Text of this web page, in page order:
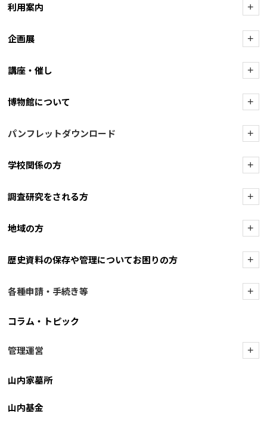
利用案内 +
企画展 +
講座・催し +
博物館について +
パンフレットダウンロード +
学校関係の方 +
調査研究をされる方 +
地域の方 +
歴史資料の保存や管理についてお困りの方 +
各種申請・手続き等 +
コラム・トピック
管理運営 +
山内家墓所
山内基金